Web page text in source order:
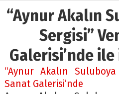
“Aynur Akalın
Sergisi”
Galerisi’nde
“Aynur Akalın
Sanat Galerisi’nde